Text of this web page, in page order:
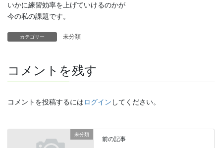
いかに練習効率を上げていけるのかが
今の私の課題です。
カテゴリー 未分類
コメントを残す
コメントを投稿するにはログイン してください。
未分類
前の記事